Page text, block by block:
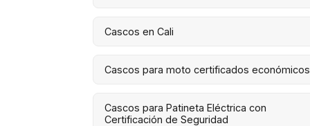
Cascos en Cali
Cascos para moto certificados económicos
Cascos para Patineta Eléctrica con
Certificación de Seguridad